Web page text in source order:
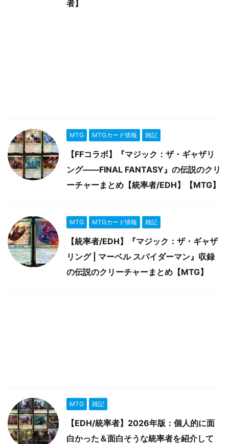
者】
MTG MTGカード情報 雑記
【FFコラボ】『マジック：ザ・ギャザリ
ング――FINAL FANTASY』の伝説のクリ
ーチャーまとめ【統率者/EDH】【MTG】
MTG MTGカード情報 雑記
【統率者/EDH】『マジック：ザ・ギャザ
リング | マーベル スパイダーマン』収録
の伝説のクリーチャーまとめ【MTG】
MTG 雑記
【EDH/統率者】2026年版：個人的に面
白かった＆面白そうな統率者を紹介して